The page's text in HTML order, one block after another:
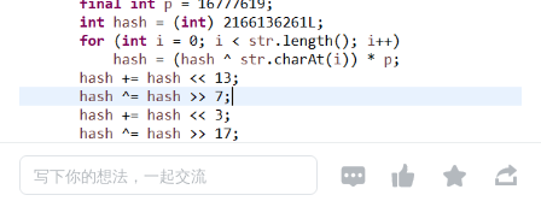
写下你的想法，一起交流    